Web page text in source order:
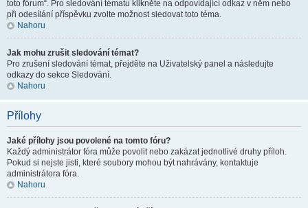
toto fórum“. Pro sledování tématu klikněte na odpovídající odkaz v něm nebo
při odesílání příspěvku zvolte možnost sledovat toto téma.
Nahoru
Jak mohu zrušit sledování témat?
Pro zrušení sledování témat, přejděte na Uživatelský panel a následujte
odkazy do sekce Sledování.
Nahoru
Přílohy
Jaké přílohy jsou povolené na tomto fóru?
Každý administrátor fóra může povolit nebo zakázat jednotlivé druhy příloh.
Pokud si nejste jisti, které soubory mohou být nahrávány, kontaktuje
administrátora fóra.
Nahoru